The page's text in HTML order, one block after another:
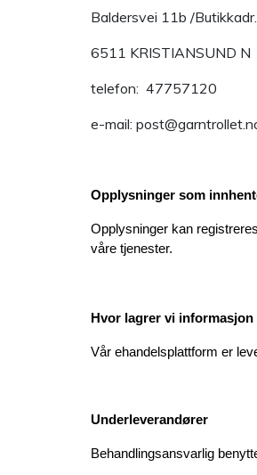
Baldersvei 11b /
6511 KRISTIANSUND N
telefon: 47757120
e-mail:
Opplysninger som
Opplysninger kan
våre tjenester.
Hvor lagrer vi
Vår ehandelsplattform er
Underleverandører
Behandlingsansvarlig